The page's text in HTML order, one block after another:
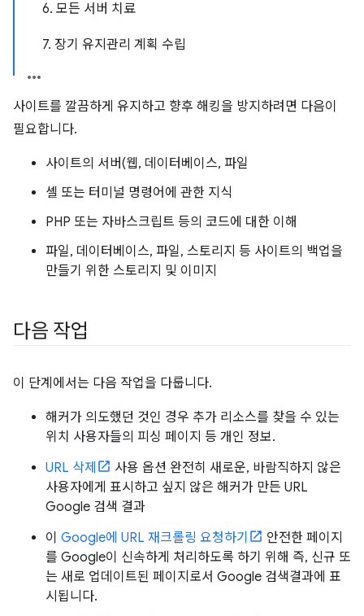
6. 모든 서버 치료
7. 장기 유지관리 계획 수립
사이트를 깔끔하게 유지하고 향후 해킹을 방지하려면 다음이
필요합니다.
사이트의 서버(웹, 데이터베이스, 파일
셸 또는 터미널 명령어에 관한 지식
PHP 또는 자바스크립트 등의 코드에 대한 이해
파일, 데이터베이스, 파일, 스토리지 등 사이트의 백업을
만들기 위한 스토리지 및 이미지
다음 작업
이 단계에서는 다음 작업을 다룹니다.
해커가 의도했던 것인 경우 추가 리소스를 찾을 수 있는
위치 사용자들의 피싱 페이지 등 개인 정보.
URL 삭제
사용 옵션 완전히 새로운, 바람직하지 않은
사용자에게 표시하고 싶지 않은 해커가 만든 URL
Google 검색 결과
이 Google에 URL 재크롤링 요청하기
안전한 페이지
를 Google이 신속하게 처리하도록 하기 위해 즉, 신규 또
는 새로 업데이트된 페이지로서 Google 검색결과에 표
시됩니다.